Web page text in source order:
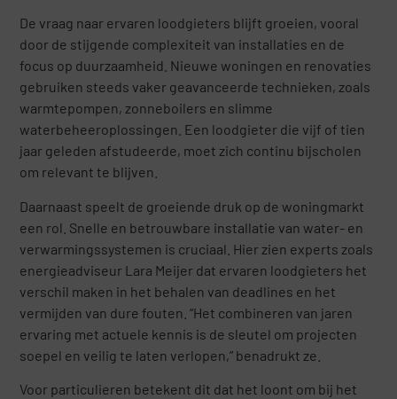
De vraag naar ervaren loodgieters blijft groeien, vooral
door de stijgende complexiteit van installaties en de
focus op duurzaamheid. Nieuwe woningen en renovaties
gebruiken steeds vaker geavanceerde technieken, zoals
warmtepompen, zonneboilers en slimme
waterbeheeroplossingen. Een loodgieter die vijf of tien
jaar geleden afstudeerde, moet zich continu bijscholen
om relevant te blijven.
Daarnaast speelt de groeiende druk op de woningmarkt
een rol. Snelle en betrouwbare installatie van water- en
verwarmingssystemen is cruciaal. Hier zien experts zoals
energieadviseur Lara Meijer dat ervaren loodgieters het
verschil maken in het behalen van deadlines en het
vermijden van dure fouten. “Het combineren van jaren
ervaring met actuele kennis is de sleutel om projecten
soepel en veilig te laten verlopen,” benadrukt ze.
Voor particulieren betekent dit dat het loont om bij het